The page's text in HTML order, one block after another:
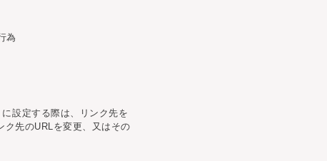
為
設定する際は、リンク先を
先のURLを変更、又はその